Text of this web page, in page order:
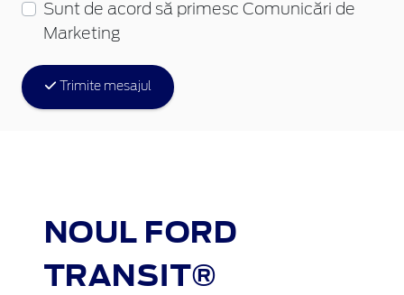
Sunt de acord să primesc Comunicări de
Marketing
Trimite mesajul
NOUL FORD
TRANSIT®